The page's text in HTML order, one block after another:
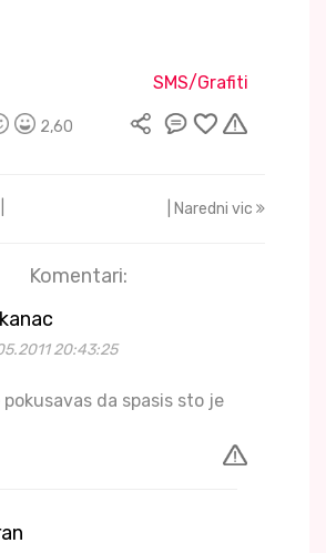
SMS/Grafiti
2,60
| Naredni vic
Komentari:
20:43:25
da spasis sto je